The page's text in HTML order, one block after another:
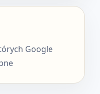
Google